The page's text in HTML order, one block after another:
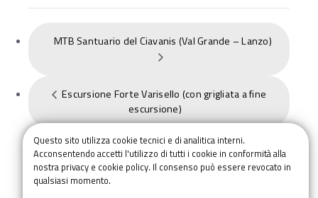
Escursione Forte Varisello (con grigliata a fine
escursione)
MTB Santuario del Ciavanis (Val Grande – Lanzo)
Questo sito utilizza cookie tecnici e di analitica interni.
Acconsentendo accetti l'utilizzo di tutti i cookie in conformità alla
nostra privacy e cookie policy. Il consenso può essere revocato in
qualsiasi momento.